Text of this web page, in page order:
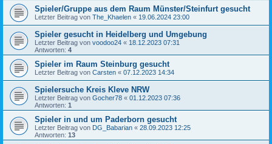
Spieler/Gruppe aus dem Raum Münster/Steinfurt gesucht
Letzter Beitrag von The_Khaelen « 19.06.2024 23:00
Spieler gesucht in Heidelberg und Umgebung
Letzter Beitrag von voodoo24 « 18.12.2023 07:31
Antworten: 4
Spieler im Raum Steinburg gesucht
Letzter Beitrag von Carsten « 07.12.2023 14:34
Spielersuche Kreis Kleve NRW
Letzter Beitrag von Gocher78 « 01.12.2023 07:36
Antworten: 1
Spieler in und um Paderborn gesucht
Letzter Beitrag von DG_Babarian « 28.09.2023 12:25
Antworten: 13